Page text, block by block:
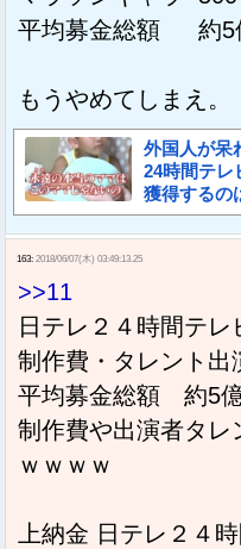
平均募金総額 約5
もうやめてしまえ。
外国人が呆
24時間テレ
獲得するの
163: 2018/06/07(木) 03:49:13.25
>>11
日テレ２４時間テレ
制作費・タレント出
平均募金総額 約5
制作費や出演者タレ
ｗｗｗｗ
上納金 日テレ２４